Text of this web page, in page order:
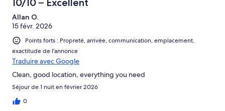
Allan O.
15 févr. 2026
Points forts : Propreté, arrivée, communication, emplacement,
exactitude de l’annonce
Traduire avec Google
Clean, good location, everything you need
Séjour de 1 nuit en février 2026
0